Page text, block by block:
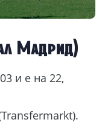
Мадрид)
и е на 22,